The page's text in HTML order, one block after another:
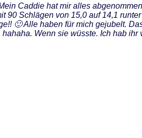
Caddie hat mir alles
90 Schlägen von 15,0 auf 14,1
🙂 Alle haben für mich gejubelt.
Wenn sie wüsste. Ich hab ihr